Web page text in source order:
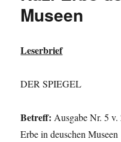
Museen
Leserbrief
DER SPIEGEL
Betreff: Ausgabe Nr. 5
Erbe in deuschen Museen